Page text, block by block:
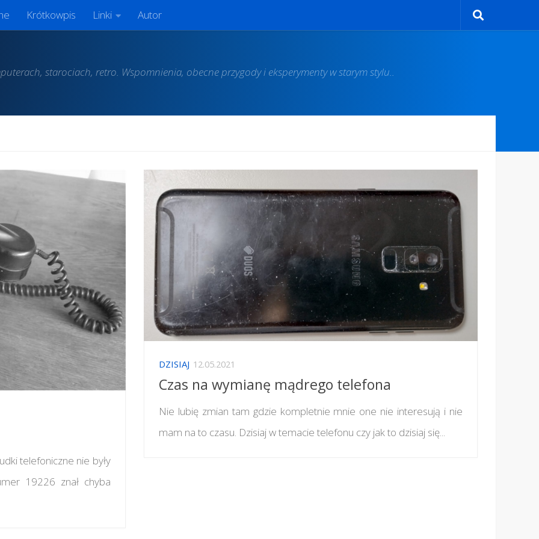
Krótkowpis Linki Autor
starociach, retro. Wspomnienia, obecne przygody i eksperymenty w starym stylu..
telefoniczne nie były
19226 znał chyba
DZISIAJ 12.05.2021
Czas na wymianę mądrego telefona
Nie lubię zmian tam gdzie kompletnie mnie one nie interesują i nie
mam na to czasu. Dzisiaj w temacie telefonu czy jak to dzisiaj się...